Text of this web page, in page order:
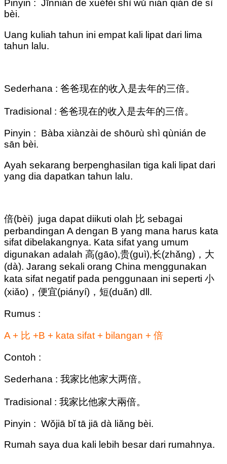
Pinyin : Jīnnián de xuéfèi shì wǔ nián qián de sì
bèi.
Uang kuliah tahun ini empat kali lipat dari lima
tahun lalu.
Sederhana : 爸爸现在的收入是去年的三倍。
Tradisional : 爸爸現在的收入是去年的三倍。
Pinyin : Bàba xiànzài de shōurù shì qùnián de
sān bèi.
Ayah sekarang berpenghasilan tiga kali lipat dari
yang dia dapatkan tahun lalu.
倍(bèi) juga dapat diikuti olah 比 sebagai
perbandingan A dengan B yang mana harus kata
sifat dibelakangnya. Kata sifat yang umum
digunakan adalah 高(gāo),贵(guì),长(zhǎng)，大
(dà). Jarang sekali orang China menggunakan
kata sifat negatif pada penggunaan ini seperti 小
(xiǎo)，便宜(piányí)，短(duǎn) dll.
Rumus :
A + 比 +B + kata sifat + bilangan + 倍
Contoh :
Sederhana : 我家比他家大两倍。
Tradisional : 我家比他家大兩倍。
Pinyin : Wǒjiā bǐ tā jiā dà liǎng bèi.
Rumah saya dua kali lebih besar dari rumahnya.